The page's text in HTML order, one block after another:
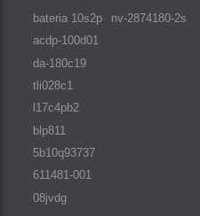
bateria 10s2p
acdp-100d01
da-180c19
tli028c1
l17c4pb2
blp811
5b10q93737
611481-001
08jvdg
nv-2874180-2s